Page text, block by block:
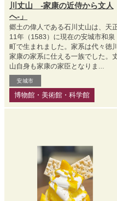
川丈山 -家康の近侍から文人
へ-」
郷土の偉人である石川丈山は、天
11年（1583）に現在の安城市和泉
町で生まれました。家系は代々徳川
家康の家系に仕える一族でした。
山自身も家康の家臣となりま...
安城市
博物館・美術館・科学館